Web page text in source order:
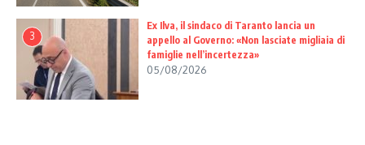
3
Ex Ilva, il sindaco di Taranto lancia un
appello al Governo: «Non lasciate migliaia di
famiglie nell’incertezza»
05/08/2026